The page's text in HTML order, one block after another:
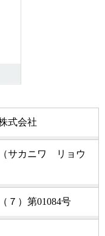
式会社
サカニワ リョウ
７）第01084号